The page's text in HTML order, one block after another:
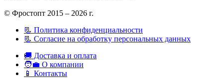
© Фростопт 2015 – 2026 г.
📃 Политика конфиденциальности
📃 Согласие на обработку персональных данных
🚚 Доставка и оплата
🧑‍💼 О компании
📱 Контакты